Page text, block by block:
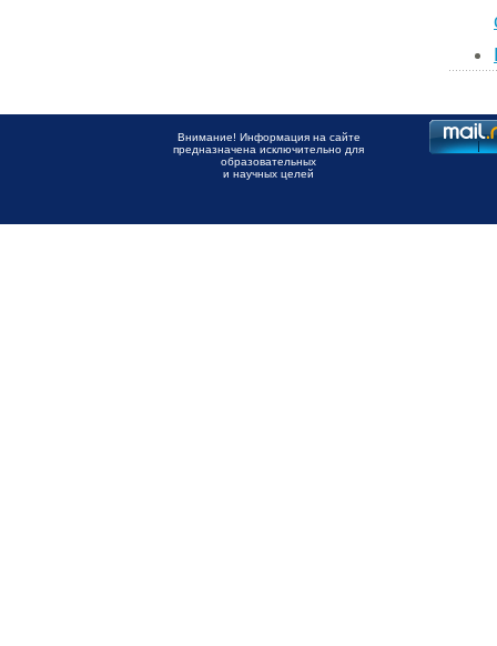
Внимание! Информация на сайте
предназначена исключительно для
образовательных
и научных целей